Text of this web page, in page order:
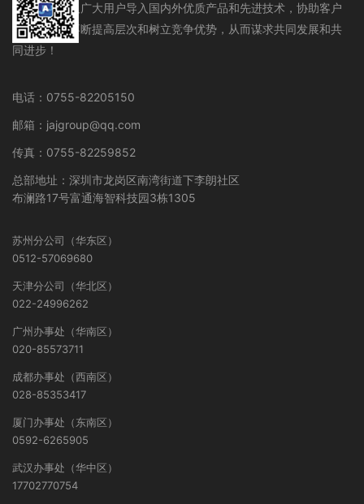
设备制造商及广大用户导入国内外优质产品和先进技术，协助客户
在行业领域不断提高层次和树立竞争优势，从而谋求共同发展和共
同进步！
电话：0755-82205150
邮箱：jajgroup@qq.com
传真：0755-82259852
总部地址：深圳市龙岗区南湾街道下李朗社区
布澜路17号富通海智科技园3栋1305
苏州分公司（华东区）
0512-57069680
天津分公司（华北区）
022-24996262
广州办事处（华南区）
020-85573711
成都办事处（西南区）
028-85353417
厦门办事处（东南区）
0592-6265905
武汉办事处（华中区）
17702770754